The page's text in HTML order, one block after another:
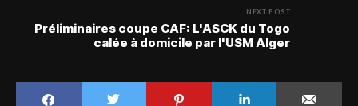
NEXT POST
Préliminaires coupe CAF: L'ASCK du Togo
calée à domicile par l'USM Alger